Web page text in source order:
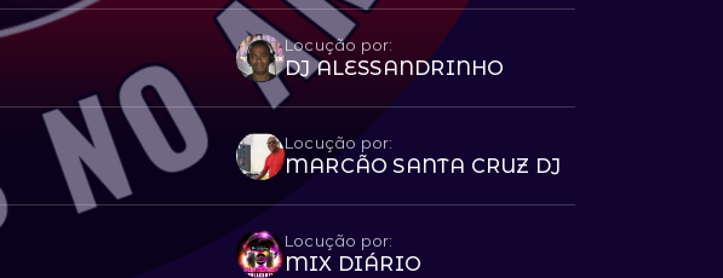
Locução por:
DJ ALESSANDRINHO
Locução por:
MARCÃO SANTA CRUZ DJ
Locução por:
MIX DIÁRIO